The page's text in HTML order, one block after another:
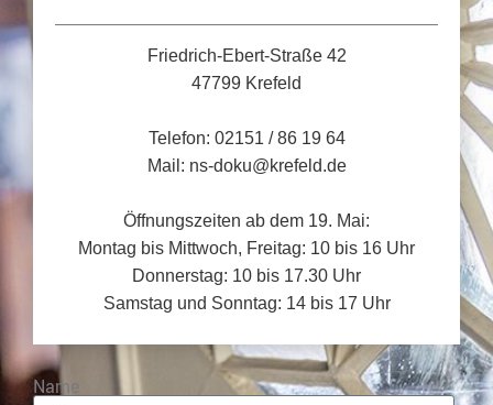
Friedrich-Ebert-Straße 42
47799 Krefeld
Telefon: 02151 / 86 19 64
Mail: ns-doku@krefeld.de
Öffnungszeiten ab dem 19. Mai:
Montag bis Mittwoch, Freitag: 10 bis 16 Uhr
Donnerstag: 10 bis 17.30 Uhr
Samstag und Sonntag: 14 bis 17 Uhr
Name